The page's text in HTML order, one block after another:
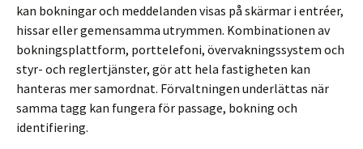
kan bokningar och meddelanden visas på skärmar i entréer,
hissar eller gemensamma utrymmen. Kombinationen av
bokningsplattform, porttelefoni, övervakningssystem och
styr- och reglertjänster, gör att hela fastigheten kan
hanteras mer samordnat. Förvaltningen underlättas när
samma tagg kan fungera för passage, bokning och
identifiering.